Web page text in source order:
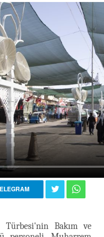
Türbesi'nin Bakım ve